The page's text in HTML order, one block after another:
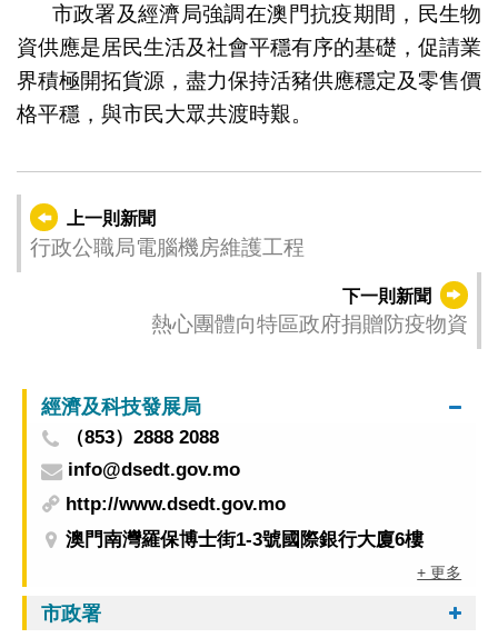
市政署及經濟局強調在澳門抗疫期間，民生物
資供應是居民生活及社會平穩有序的基礎，促請業
界積極開拓貨源，盡力保持活豬供應穩定及零售價
格平穩，與市民大眾共渡時艱。
上一則新聞
行政公職局電腦機房維護工程
下一則新聞
熱心團體向特區政府捐贈防疫物資
經濟及科技發展局
（853）2888 2088
info@dsedt.gov.mo
http://www.dsedt.gov.mo
澳門南灣羅保博士街1-3號國際銀行大廈6樓
+ 更多
市政署